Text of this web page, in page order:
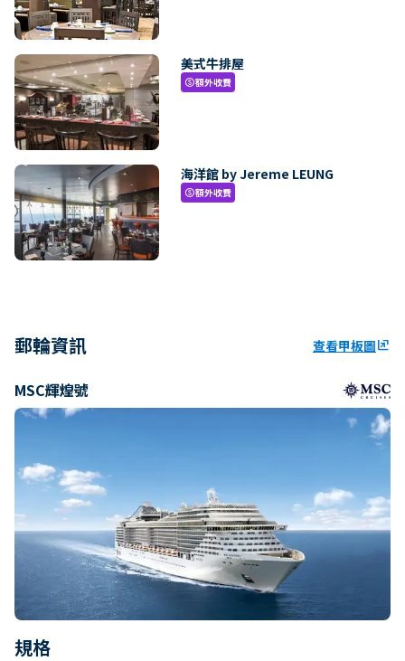
美式牛排屋
paid額外收費
海洋館 by Jereme LEUNG
paid額外收費
郵輪資訊 查看甲板圖ungroup
MSC輝煌號
規格